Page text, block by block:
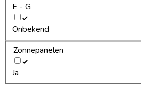
E - G
Onbekend
Zonnepanelen
Ja